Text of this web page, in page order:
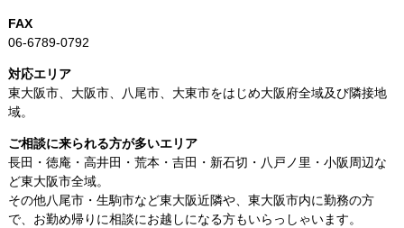
FAX
06-6789-0792
対応エリア
東大阪市、大阪市、八尾市、大東市をはじめ大阪府全域及び隣接地
域。
ご相談に来られる方が多いエリア
長田・徳庵・高井田・荒本・吉田・新石切・八戸ノ里・小阪周辺な
ど東大阪市全域。
その他八尾市・生駒市など東大阪近隣や、東大阪市内に勤務の方
で、お勤め帰りに相談にお越しになる方もいらっしゃいます。